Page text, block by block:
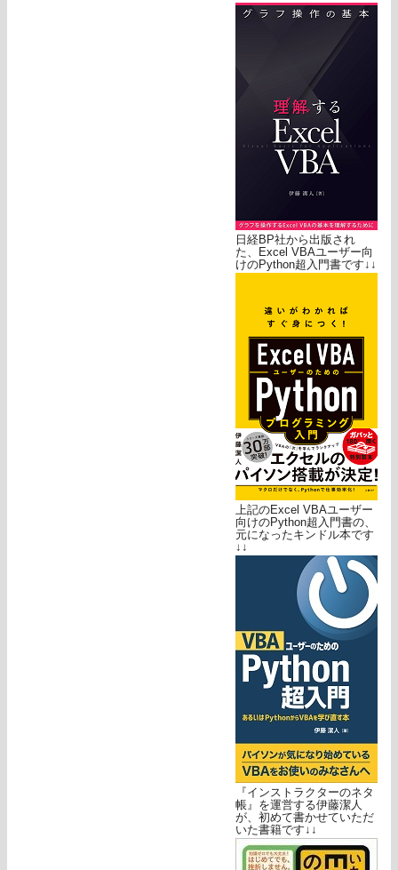
日経BP社から出版され
た、Excel VBAユーザー向
けのPython超入門書です↓↓
上記のExcel VBAユーザー
向けのPython超入門書の、
元になったキンドル本です
↓↓
『インストラクターのネタ
帳』を運営する伊藤潔人
が、初めて書かせていただ
いた書籍です↓↓